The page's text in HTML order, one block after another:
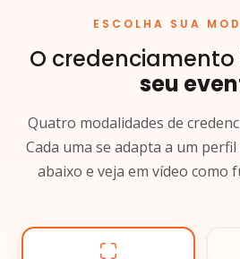
ESCOLHA SUA
O credenciamento
seu
Quatro modalidades de
Cada uma se adapta a um
abaixo e veja em vídeo como